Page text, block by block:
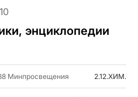
энциклопедии
Минпросвещения 2.12.ХИМ.